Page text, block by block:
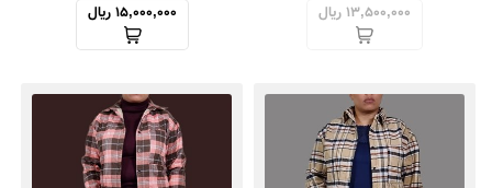
13,500,000 ریال 15,000,000 ریال